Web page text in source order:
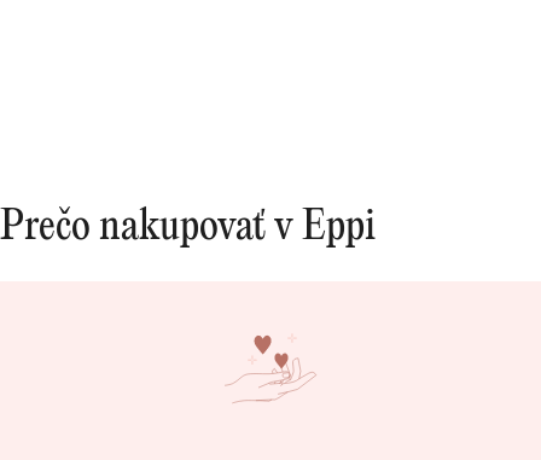
Prečo nakupovať v Eppi